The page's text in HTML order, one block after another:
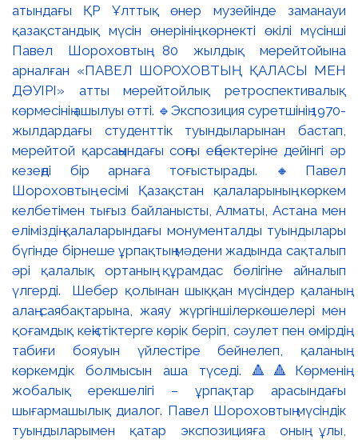
атындағы ҚР Ұлттық өнер музейінде заманауи
қазақстандық мүсін өнерінің көрнекті өкілі мүсінші
Павел Шороховтың 80 жылдық мерейтойына
арналған «ПАВЕЛ ШОРОХОВТЫҢ ҚАЛАСЫ МЕН
ДӘУІРІ» атты мерейтойлық ретроспективалық
көрмесінің ашылуы өтті. 🔹Экспозиция суретшінің 1970-
жылдардағы студенттік туындыларынан бастап,
мерейтой қарсаңындағы соңғы еңбектеріне дейінгі әр
кезеңді бір арнаға тоғыстырады. 🔸Павел
Шороховтың есімі Қазақстан қалаларының көркем
келбетімен тығыз байланысты, Алматы, Астана мен
еліміздің қалаларындағы монументалды туындылары
бүгінде бірнеше ұрпақтың мәдени жадында сақталып
әрі қалалық ортаның құрамдас бөлігіне айналып
үлгерді. Шебер қолынан шыққан мүсіндер қаланың
алаң-саябақтарына, жаяу жүргіншілеркөшелері мен
қоғамдық кеңістіктерге көрік беріп, сәулет пен өмірдің
табиғи бояуын үйлестіре бейнелеп, қаланың
көркемдік болмысын аша түседі. 🔺🔺Көрменің
жобалық ерекшелігі – ұрпақтар арасындағы
шығармашылық диалог. Павел Шороховтың мүсіндік
туындыларымен қатар экспозицияға оның ұлы,